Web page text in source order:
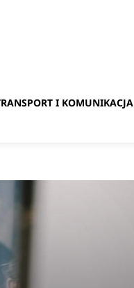
I KOMUNIKACJA